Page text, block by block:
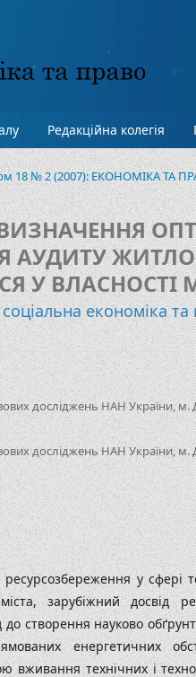
Редакційна колегія
18 № 2 (2007): ЕКОНОМІКА ТА
АУДИТУ
У ВЛАСНОСТІ
економіка та
досліджень НАН України,
досліджень НАН України,
у сфері
зарубіж­ний досвід
до створення науково
енергетичних
вживання технічних і